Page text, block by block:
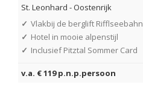
St. Leonhard -Oostenrijk
✓ Vlakbij de berglift Rifflseebahn
✓ Hotel in mooie alpenstijl
✓ Inclusief Pitztal Sommer Card
v.a. € 119 p.n.p.persoon